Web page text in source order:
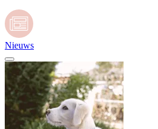
Nieuws